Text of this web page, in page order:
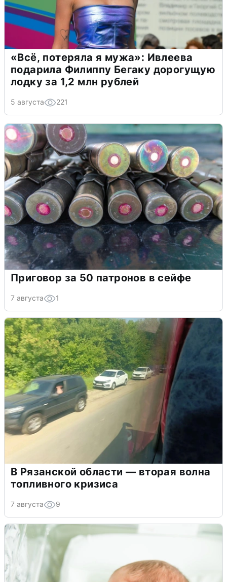
«Всё, потеряла я мужа»: Ивлеева
подарила Филиппу Бегаку дорогущую
лодку за 1,2 млн рублей
5 августа 221
Приговор за 50 патронов в сейфе
7 августа 1
В Рязанской области — вторая волна
топливного кризиса
7 августа 9